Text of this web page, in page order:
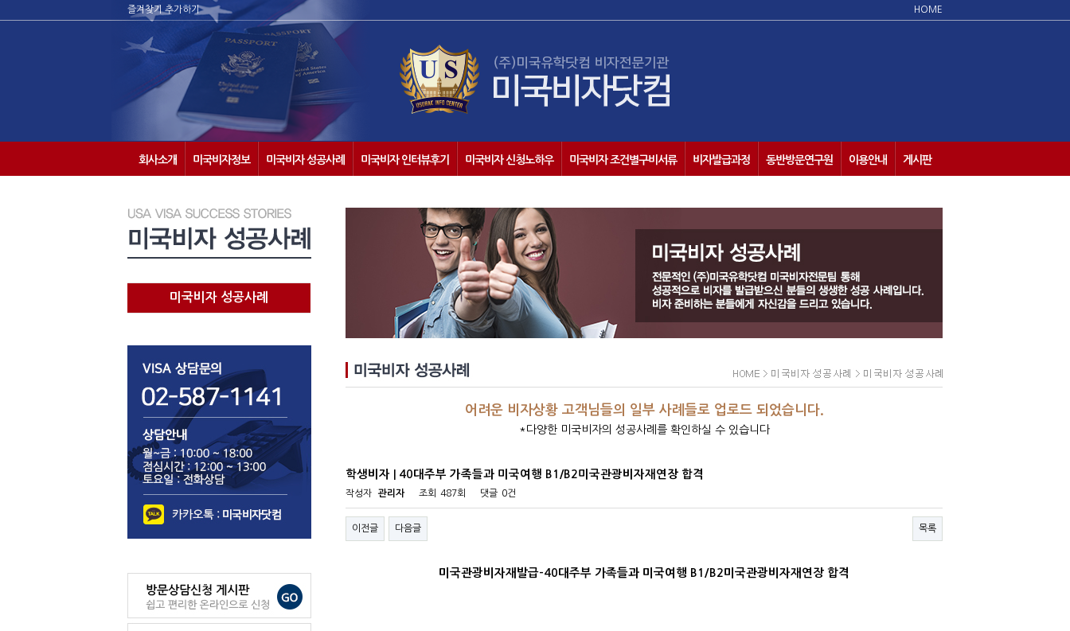
즐겨찾기 추가하기 HOME
회사소개 미국비자정보 미국비자 성공사례 미국비자 인터뷰후기 미국비자 신청노하우 미국비자 조건별구비서류 비자발급과정 동반방문연구원 이용안내 게시판
미국비자 성공사례
어려운 비자상황 고객님들의 일부 사례들로 업로드 되었습니다.
*다양한 미국비자의 성공사례를 확인하실 수 있습니다
학생비자 | 40대주부 가족들과 미국여행 B1/B2미국관광비자재연장 합격
작성자 관리자 조회 487회 댓글 0건
이전글 다음글 목록
미국관광비자재발급-40대주부 가족들과 미국여행 B1/B2미국관광비자재연장 합격